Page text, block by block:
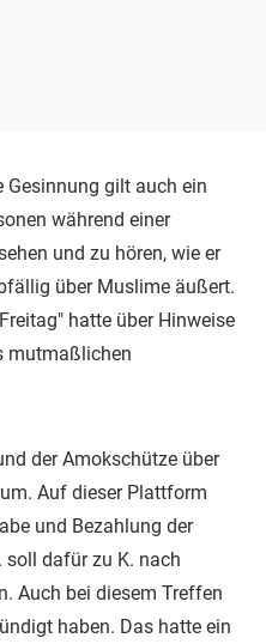
gilt auch ein
während einer
und zu hören, wie er
über Muslime äußert.
hatte über Hinweise
mutmaßlichen
der Amokschütze über
Auf dieser Plattform
und Bezahlung der
soll dafür zu K. nach
Auch bei diesem Treffen
haben. Das hatte ein